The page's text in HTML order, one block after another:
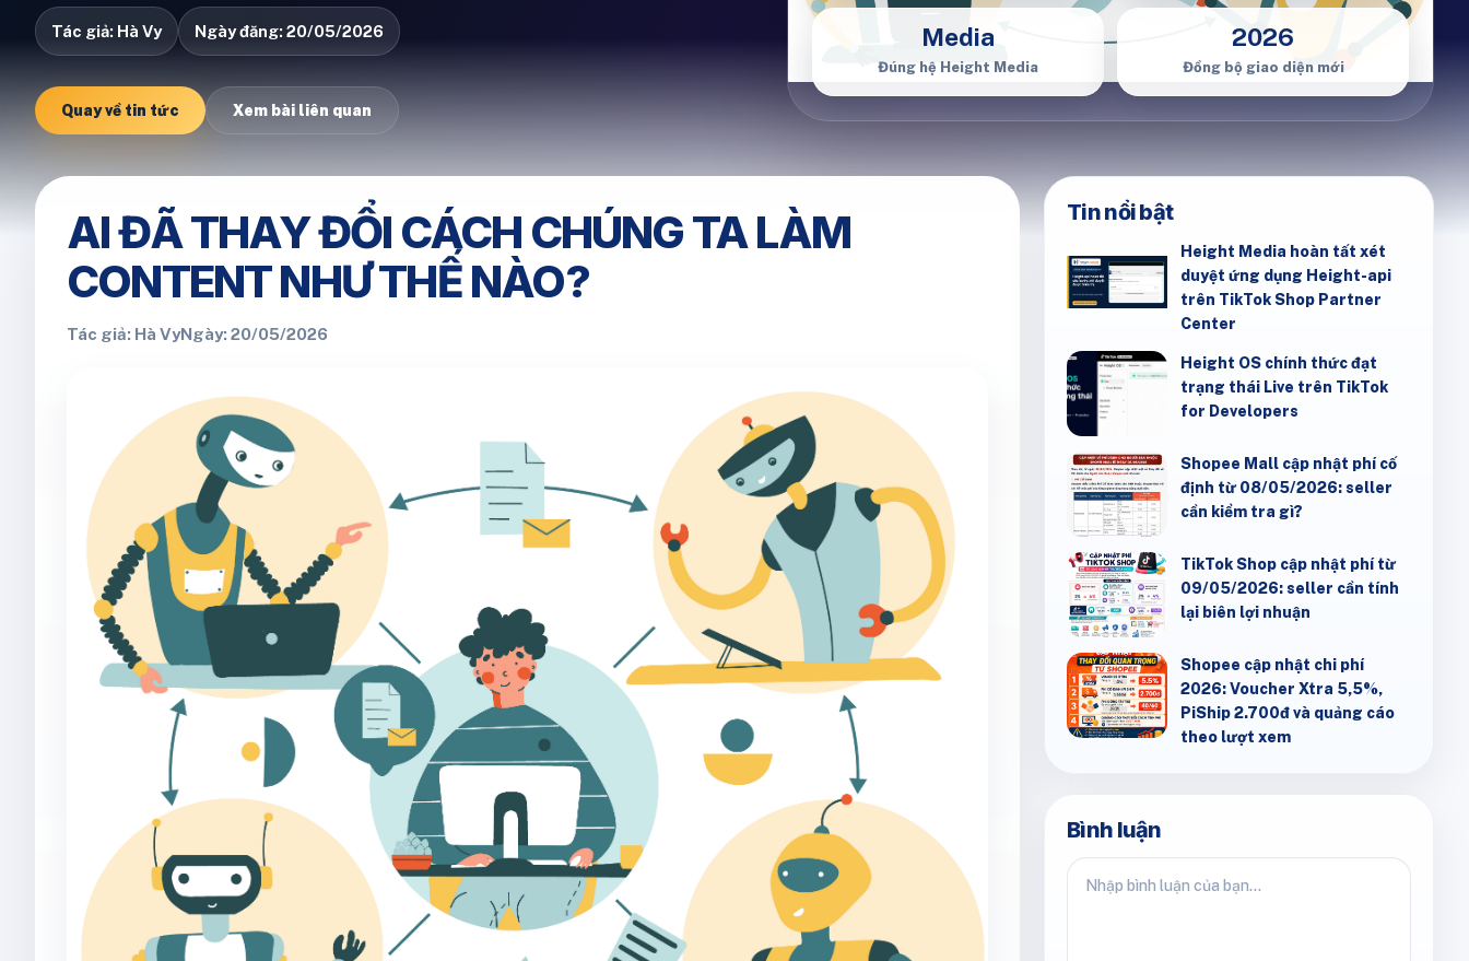
Tác giả: Hà Vy Ngày đăng: 20/05/2026
Quay về tin tức Xem bài liên quan
Media
Đúng hệ Height Media
2026
Đồng bộ giao diện mới
AI ĐÃ THAY ĐỔI CÁCH CHÚNG TA LÀM
CONTENT NHƯ THẾ NÀO?
Tác giả: Hà VyNgày: 20/05/2026
Tin nổi bật
Height Media hoàn tất xét
duyệt ứng dụng Height-api
trên TikTok Shop Partner
Center
Height OS chính thức đạt
trạng thái Live trên TikTok
for Developers
Shopee Mall cập nhật phí cố
định từ 08/05/2026: seller
cần kiểm tra gì?
TikTok Shop cập nhật phí từ
09/05/2026: seller cần tính
lại biên lợi nhuận
Shopee cập nhật chi phí
2026: Voucher Xtra 5,5%,
PiShip 2.700đ và quảng cáo
theo lượt xem
Bình luận